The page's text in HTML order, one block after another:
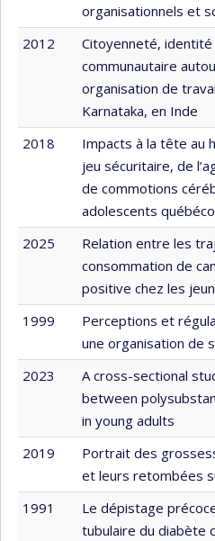
organisationnels et
2012
Citoyenneté,
communautaire
organisation de
Karnataka, en Inde
2018
Impacts à la tête au
jeu sécuritaire, de
de commotions
adolescents
2025
Relation entre les
consommation de
positive chez les
1999
Perceptions et
une organisation de
2023
A cross-sectional
between
in young adults
2019
Portrait des
et leurs retombées
1991
Le dépistage
tubulaire du diabète